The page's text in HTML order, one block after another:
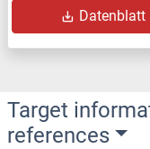
Datenblatt
Target
references